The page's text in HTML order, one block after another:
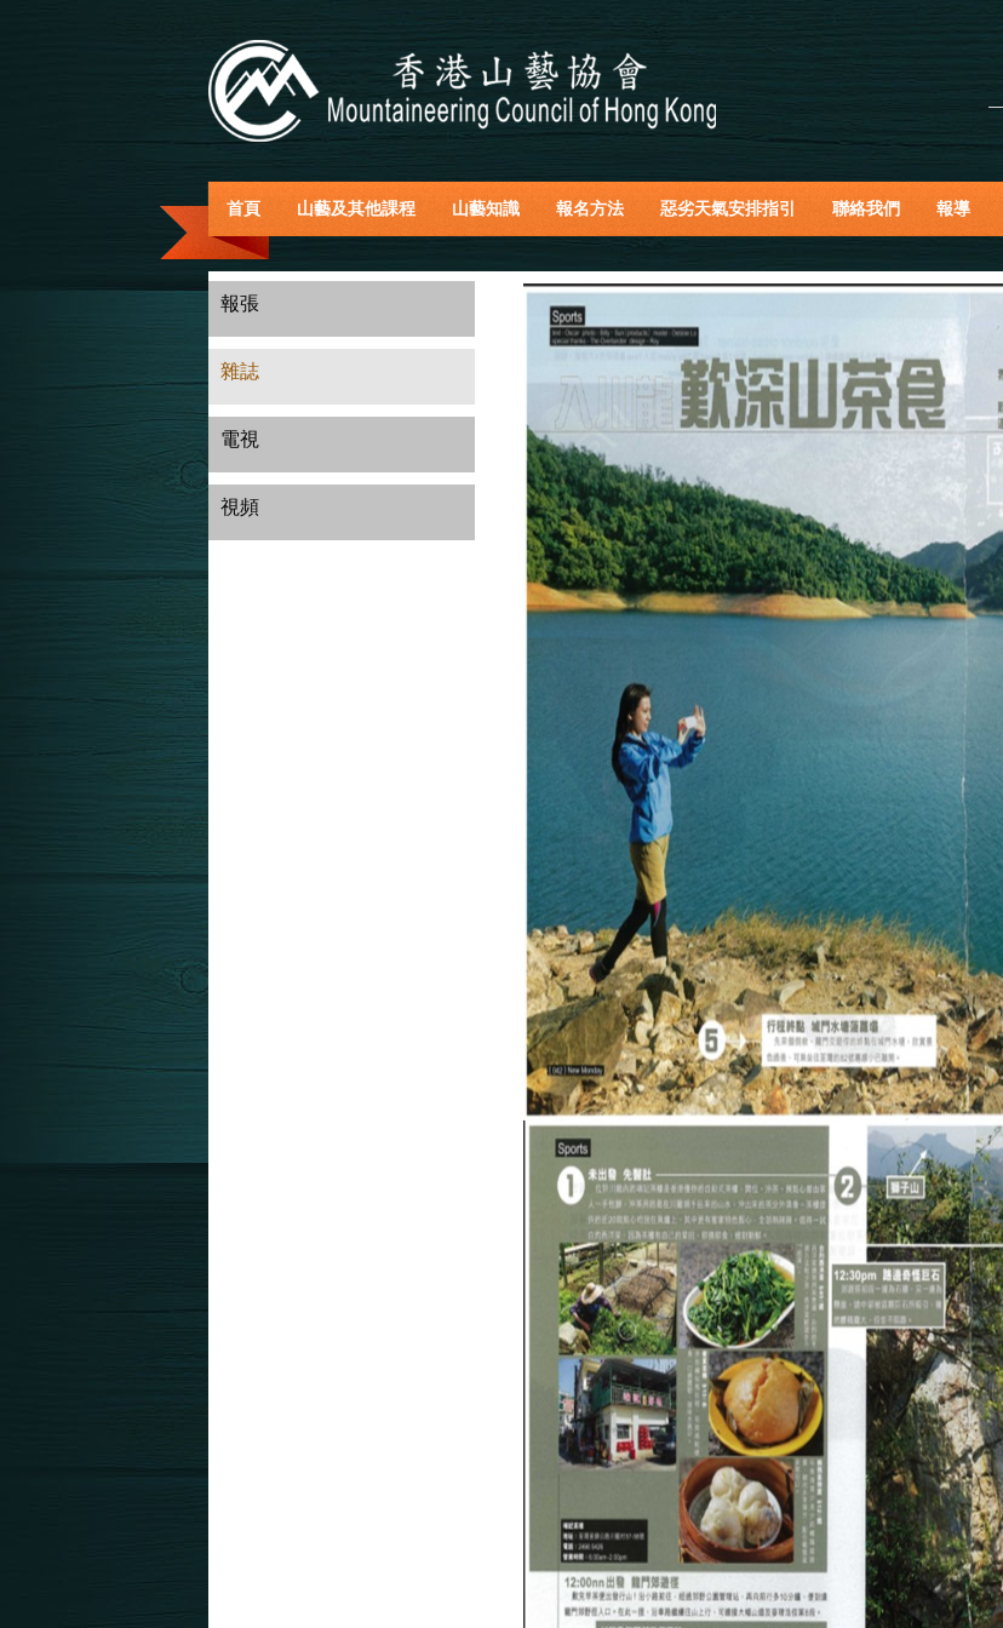
首頁 山藝及其他課程 山藝知識 報名方法 惡劣天氣安排指引 聯絡我們 報導
報張
雜誌
電視
視頻